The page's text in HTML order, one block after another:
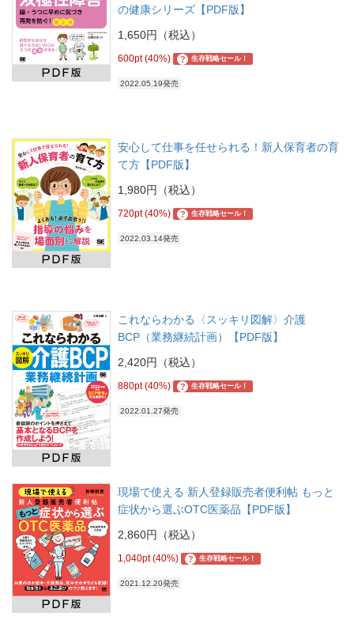
の健康シリーズ【PDF版】
1,650円（税込）
600pt (40%) ? 生存戦略セール！
2022.05.19発売
安心して仕事を任せられる！新人保育者の育
て方【PDF版】
1,980円（税込）
720pt (40%) ? 生存戦略セール！
2022.03.14発売
これならわかる〈スッキリ図解〉介護
BCP（業務継続計画）【PDF版】
2,420円（税込）
880pt (40%) ? 生存戦略セール！
2022.01.27発売
現場で使える 新人登録販売者便利帖 もっと
症状から選ぶOTC医薬品【PDF版】
2,860円（税込）
1,040pt (40%) ? 生存戦略セール！
2021.12.20発売